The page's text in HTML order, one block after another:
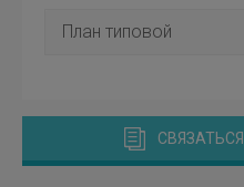
План типовой